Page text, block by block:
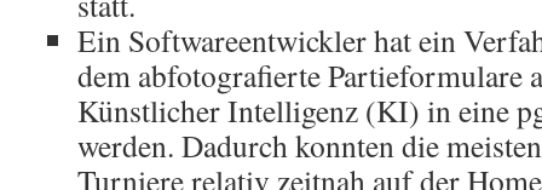
Ein Softwareentwickler hat ein
dem abfotografierte Partieformulare
Künstlicher Intelligenz (KI) in eine
werden. Dadurch konnten die
Turniere relativ zeitnah auf der